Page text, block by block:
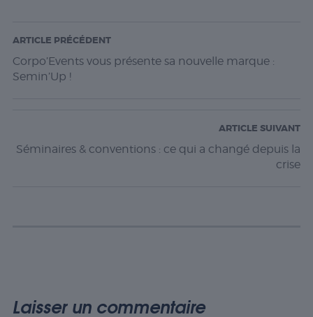
ARTICLE PRÉCÉDENT
Corpo’Events vous présente sa nouvelle marque :
Semin’Up !
ARTICLE SUIVANT
Séminaires & conventions : ce qui a changé depuis la
crise
Laisser un commentaire